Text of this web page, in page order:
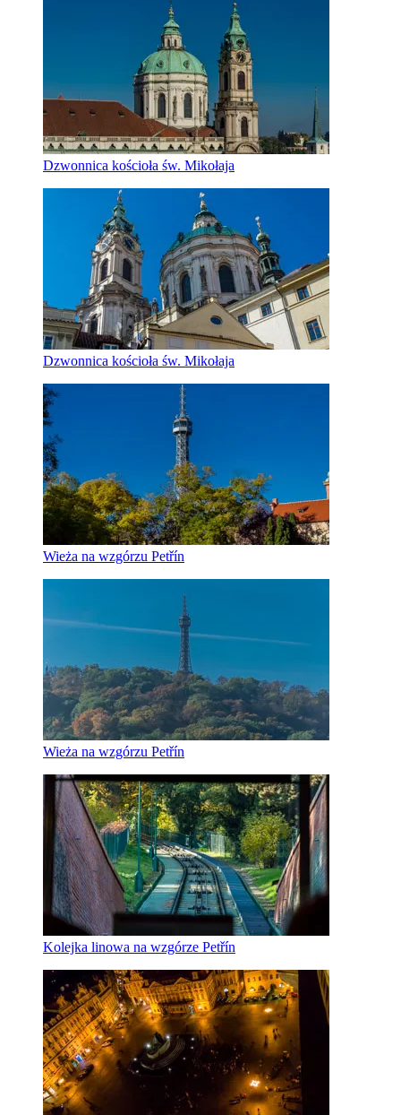
Dzwonnica kościoła św. Mikołaja
Dzwonnica kościoła św. Mikołaja
Wieża na wzgórzu Petřín
Wieża na wzgórzu Petřín
Kolejka linowa na wzgórze Petřín